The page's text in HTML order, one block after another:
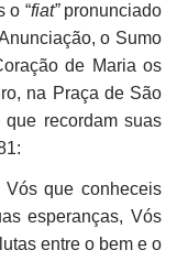
o “fiat”pronunciado
o Sumo
de Maria os
na Praça de São
que recordam suas
Vós que conheceis
esperanças, Vós
entre o bem e o